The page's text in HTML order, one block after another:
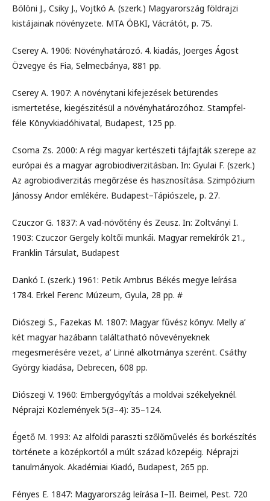
Bölöni J., Csiky J., Vojtkó A. (szerk.) Magyarország földrajzi
kistájainak növényzete. MTA ÖBKI, Vácrátót, p. 75.
Cserey A. 1906: Növényhatározó. 4. kiadás, Joerges Ágost
Özvegye és Fia, Selmecbánya, 881 pp.
Cserey A. 1907: A növénytani kifejezések betürendes
ismertetése, kiegészitésül a növényhatározóhoz. Stampfel-
féle Könyvkiadóhivatal, Budapest, 125 pp.
Csoma Zs. 2000: A régi magyar kertészeti tájfajták szerepe az
európai és a magyar agrobiodiverzitásban. In: Gyulai F. (szerk.)
Az agrobiodiverzitás megőrzése és hasznosítása. Szimpózium
Jánossy Andor emlékére. Budapest–Tápiószele, p. 27.
Czuczor G. 1837: A vad-növőtény és Zeusz. In: Zoltványi I.
1903: Czuczor Gergely költői munkái. Magyar remekírók 21.,
Franklin Társulat, Budapest
Dankó I. (szerk.) 1961: Petik Ambrus Békés megye leírása
1784. Erkel Ferenc Múzeum, Gyula, 28 pp. #
Diószegi S., Fazekas M. 1807: Magyar fűvész könyv. Melly a’
két magyar hazábann találtatható növevényeknek
megesmerésére vezet, a’ Linné alkotmánya szerént. Csáthy
György kiadása, Debrecen, 608 pp.
Diószegi V. 1960: Embergyógyítás a moldvai székelyeknél.
Néprajzi Közlemények 5(3–4): 35–124.
Égető M. 1993: Az alföldi paraszti szőlőművelés és borkészítés
története a középkortól a múlt század közepéig. Néprajzi
tanulmányok. Akadémiai Kiadó, Budapest, 265 pp.
Fényes E. 1847: Magyarország leírása I–II. Beimel, Pest. 720